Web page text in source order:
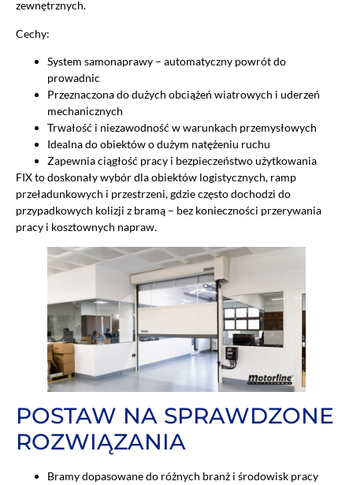
zewnętrznych.
Cechy:
System samonaprawy – automatyczny powrót do
prowadnic
Przeznaczona do dużych obciążeń wiatrowych i uderzeń
mechanicznych
Trwałość i niezawodność w warunkach przemysłowych
Idealna do obiektów o dużym natężeniu ruchu
Zapewnia ciągłość pracy i bezpieczeństwo użytkowania
FIX to doskonały wybór dla obiektów logistycznych, ramp
przeładunkowych i przestrzeni, gdzie często dochodzi do
przypadkowych kolizji z bramą – bez konieczności przerywania
pracy i kosztownych napraw.
POSTAW NA SPRAWDZONE
ROZWIĄZANIA
Bramy dopasowane do różnych branż i środowisk pracy